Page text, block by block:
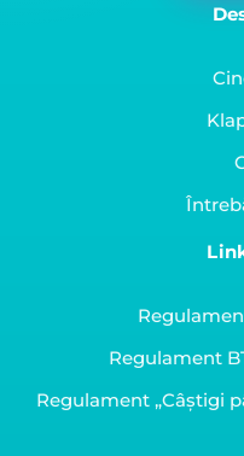
Regulament
Regulament „Câștigi